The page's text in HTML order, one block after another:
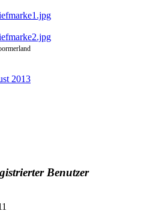
2013
Benutzer